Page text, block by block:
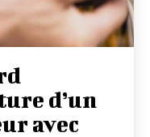
d’un
avec